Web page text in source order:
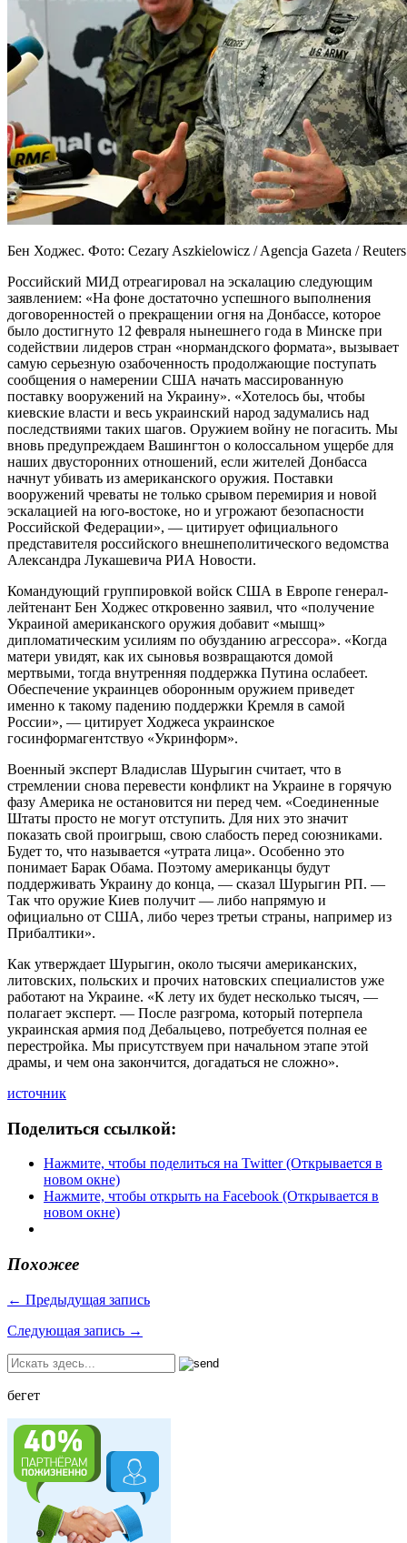
Бен Ходжес. Фото: Cezary Aszkielowicz / Agencja Gazeta / Reuters
Российский МИД отреагировал на эскалацию следующим
заявлением: «На фоне достаточно успешного выполнения
договоренностей о прекращении огня на Донбассе, которое
было достигнуто 12 февраля нынешнего года в Минске при
содействии лидеров стран «нормандского формата», вызывает
самую серьезную озабоченность продолжающие поступать
сообщения о намерении США начать массированную
поставку вооружений на Украину». «Хотелось бы, чтобы
киевские власти и весь украинский народ задумались над
последствиями таких шагов. Оружием войну не погасить. Мы
вновь предупреждаем Вашингтон о колоссальном ущербе для
наших двусторонних отношений, если жителей Донбасса
начнут убивать из американского оружия. Поставки
вооружений чреваты не только срывом перемирия и новой
эскалацией на юго-востоке, но и угрожают безопасности
Российской Федерации», — цитирует официального
представителя российского внешнеполитического ведомства
Александра Лукашевича РИА Новости.
Командующий группировкой войск США в Европе генерал-
лейтенант Бен Ходжес откровенно заявил, что «получение
Украиной американского оружия добавит «мышц»
дипломатическим усилиям по обузданию агрессора». «Когда
матери увидят, как их сыновья возвращаются домой
мертвыми, тогда внутренняя поддержка Путина ослабеет.
Обеспечение украинцев оборонным оружием приведет
именно к такому падению поддержки Кремля в самой
России», — цитирует Ходжеса украинское
госинформагентствуо «Укринформ».
Военный эксперт Владислав Шурыгин считает, что в
стремлении снова перевести конфликт на Украине в горячую
фазу Америка не остановится ни перед чем. «Соединенные
Штаты просто не могут отступить. Для них это значит
показать свой проигрыш, свою слабость перед союзниками.
Будет то, что называется «утрата лица». Особенно это
понимает Барак Обама. Поэтому американцы будут
поддерживать Украину до конца, — сказал Шурыгин РП. —
Так что оружие Киев получит — либо напрямую и
официально от США, либо через третьи страны, например из
Прибалтики».
Как утверждает Шурыгин, около тысячи американских,
литовских, польских и прочих натовских специалистов уже
работают на Украине. «К лету их будет несколько тысяч, —
полагает эксперт. — После разгрома, который потерпела
украинская армия под Дебальцево, потребуется полная ее
перестройка. Мы присутствуем при начальном этапе этой
драмы, и чем она закончится, догадаться не сложно».
источник
Поделиться ссылкой:
Нажмите, чтобы поделиться на Twitter (Открывается в
новом окне)
Нажмите, чтобы открыть на Facebook (Открывается в
новом окне)
Похожее
← Предыдущая запись
Следующая запись →
бегет